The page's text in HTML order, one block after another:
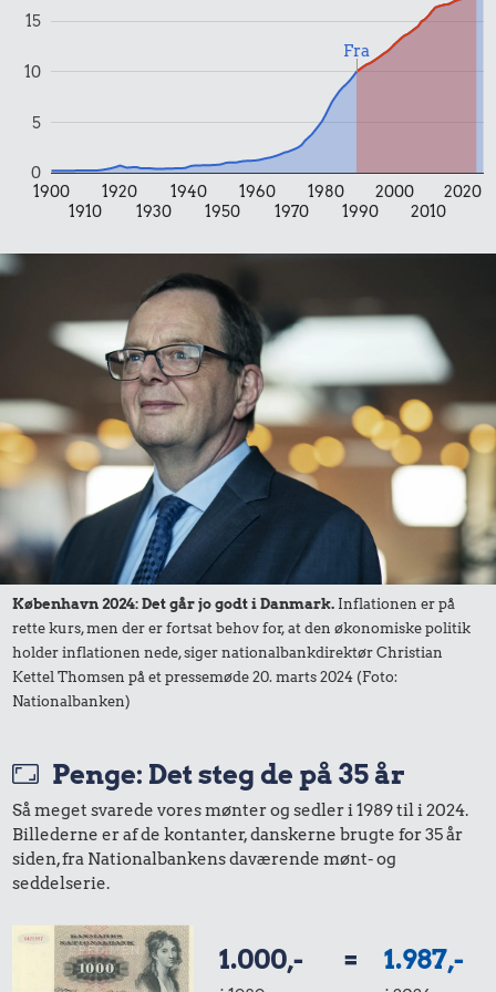
Samlet pris i 2024
Udvalgte varer fra danskernes indkøbskurv gennem tiderne.
Priser i nutidskroner er estimeret af Oldmoney. Priser i
Danmarks Statistik.
1900
1910
1920
1930
1940
1950
1960
1970
1980
1990
2000
2010
2020
0
5
10
15
Fra
København 2024: Det går jo godt i Danmark. Inflationen er på
rette kurs, men der er fortsat behov for, at den økonomiske politik
holder inflationen nede, siger nationalbankdirektør Christian
Kettel Thomsen på et pressemøde 20. marts 2024 (Foto:
Nationalbanken)
Penge: Det steg de på 35 år
Så meget svarede vores mønter og sedler i 1989 til i 2024.
Billederne er af de kontanter, danskerne brugte for 35 år
siden, fra Nationalbankens daværende mønt- og
seddelserie.
1.000,- = 1.987,-